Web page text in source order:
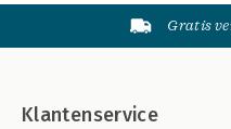
Gratis
Klantenservice